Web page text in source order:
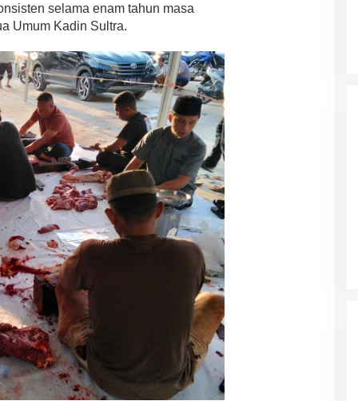
selama enam tahun masa
Umum Kadin Sultra.
ASR-HUGUA Berpeluang Besar,
Ini Prediksi Pengamat Politik
Pada Pilkada Sultra “Hanya
Ada Satu Putaran”
Di News, Politik | 4 November 2024